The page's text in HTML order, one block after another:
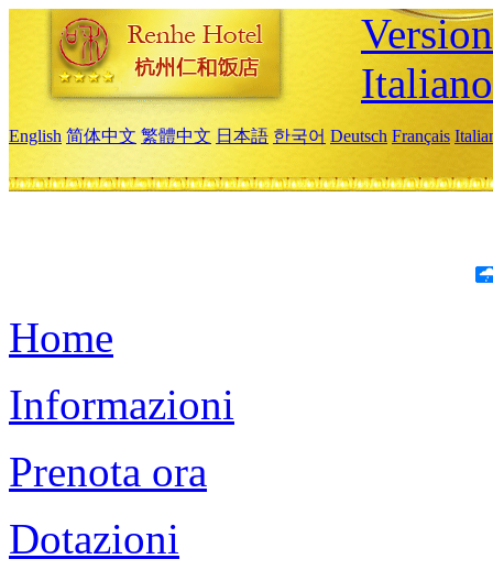
Italiano
English 简体中文 繁體中文 日本語 한국어 Deutsch Français
Home
Informazioni
Prenota ora
Dotazioni